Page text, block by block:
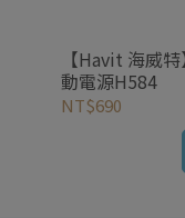
【Havit 海威
動電源H584
NT$690